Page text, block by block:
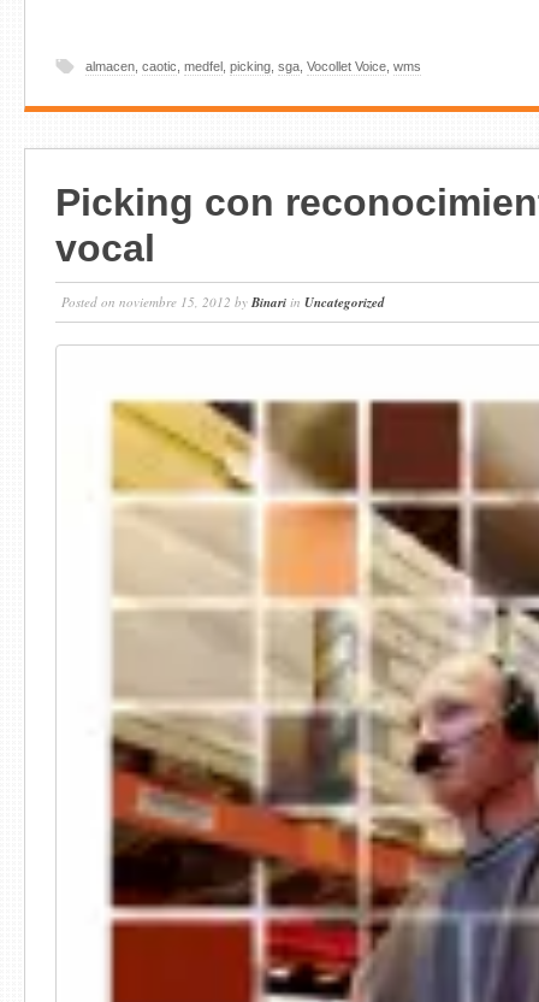
almacen caotic medfel picking sga Vocollet Voice wms
Picking con
vocal
Posted on noviembre 15, 2012 by Binariin Uncategorized